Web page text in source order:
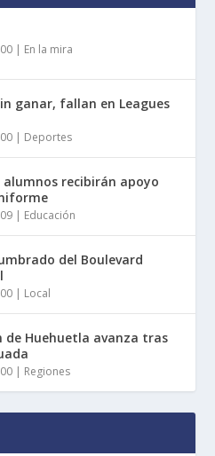
En la mira
ganar, fallan en Leagues
Deportes
alumnos recibirán apoyo
Educación
del Boulevard
Local
de Huehuetla avanza tras
Regiones